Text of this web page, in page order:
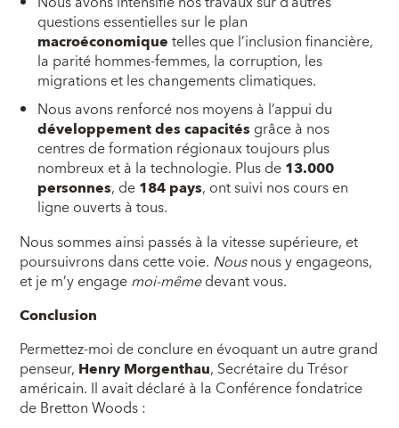
questions essentielles sur le plan
macroéconomiquetelles que l’inclusion financière,
la parité hommes-femmes, la corruption, les
migrations et les changements climatiques.
Nous avons renforcé nos moyens à l’appui du
développement des capacités grâce à nos
centres de formation régionaux toujours plus
nombreux et à la technologie. Plus de13.000
personnes, de184 pays, ont suivi nos cours en
ligne ouverts à tous.
Nous sommes ainsi passés à la vitesse supérieure, et
poursuivrons dans cette voie. Nousnous y engageons,
et je m’y engagemoi-mêmedevant vous.
Conclusion
Permettez-moi de conclure en évoquant un autre grand
penseur, Henry Morgenthau, Secrétaire du Trésor
américain. Il avait déclaré à la Conférence fondatrice
de Bretton Woods :